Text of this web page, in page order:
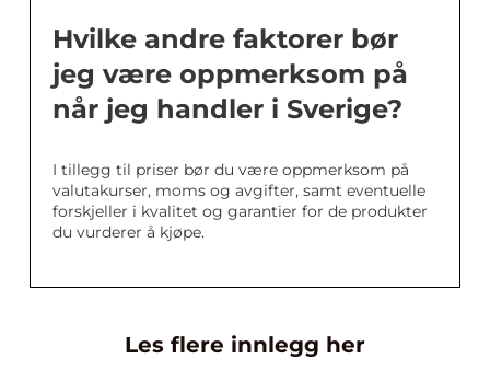
Hvilke andre faktorer bør
jeg være oppmerksom på
når jeg handler i Sverige?
I tillegg til priser bør du være oppmerksom på
valutakurser, moms og avgifter, samt eventuelle
forskjeller i kvalitet og garantier for de produkter
du vurderer å kjøpe.
Les flere innlegg her